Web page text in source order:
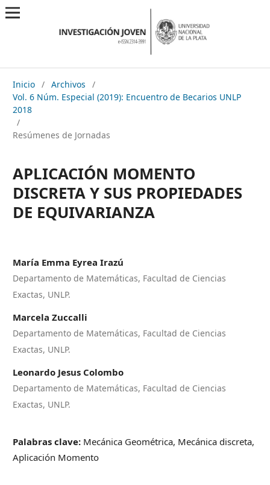
Inicio / Archivos
/
Vol. 6 Núm. Especial (2019): Encuentro de Becarios UNLP
2018
/
Resúmenes de Jornadas
APLICACIÓN MOMENTO
DISCRETA Y SUS PROPIEDADES
DE EQUIVARIANZA
María Emma Eyrea Irazú
Departamento de Matemáticas, Facultad de Ciencias
Exactas, UNLP.
Marcela Zuccalli
Departamento de Matemáticas, Facultad de Ciencias
Exactas, UNLP.
Leonardo Jesus Colombo
Departamento de Matemáticas, Facultad de Ciencias
Exactas, UNLP.
Palabras clave: Mecánica Geométrica, Mecánica discreta,
Aplicación Momento